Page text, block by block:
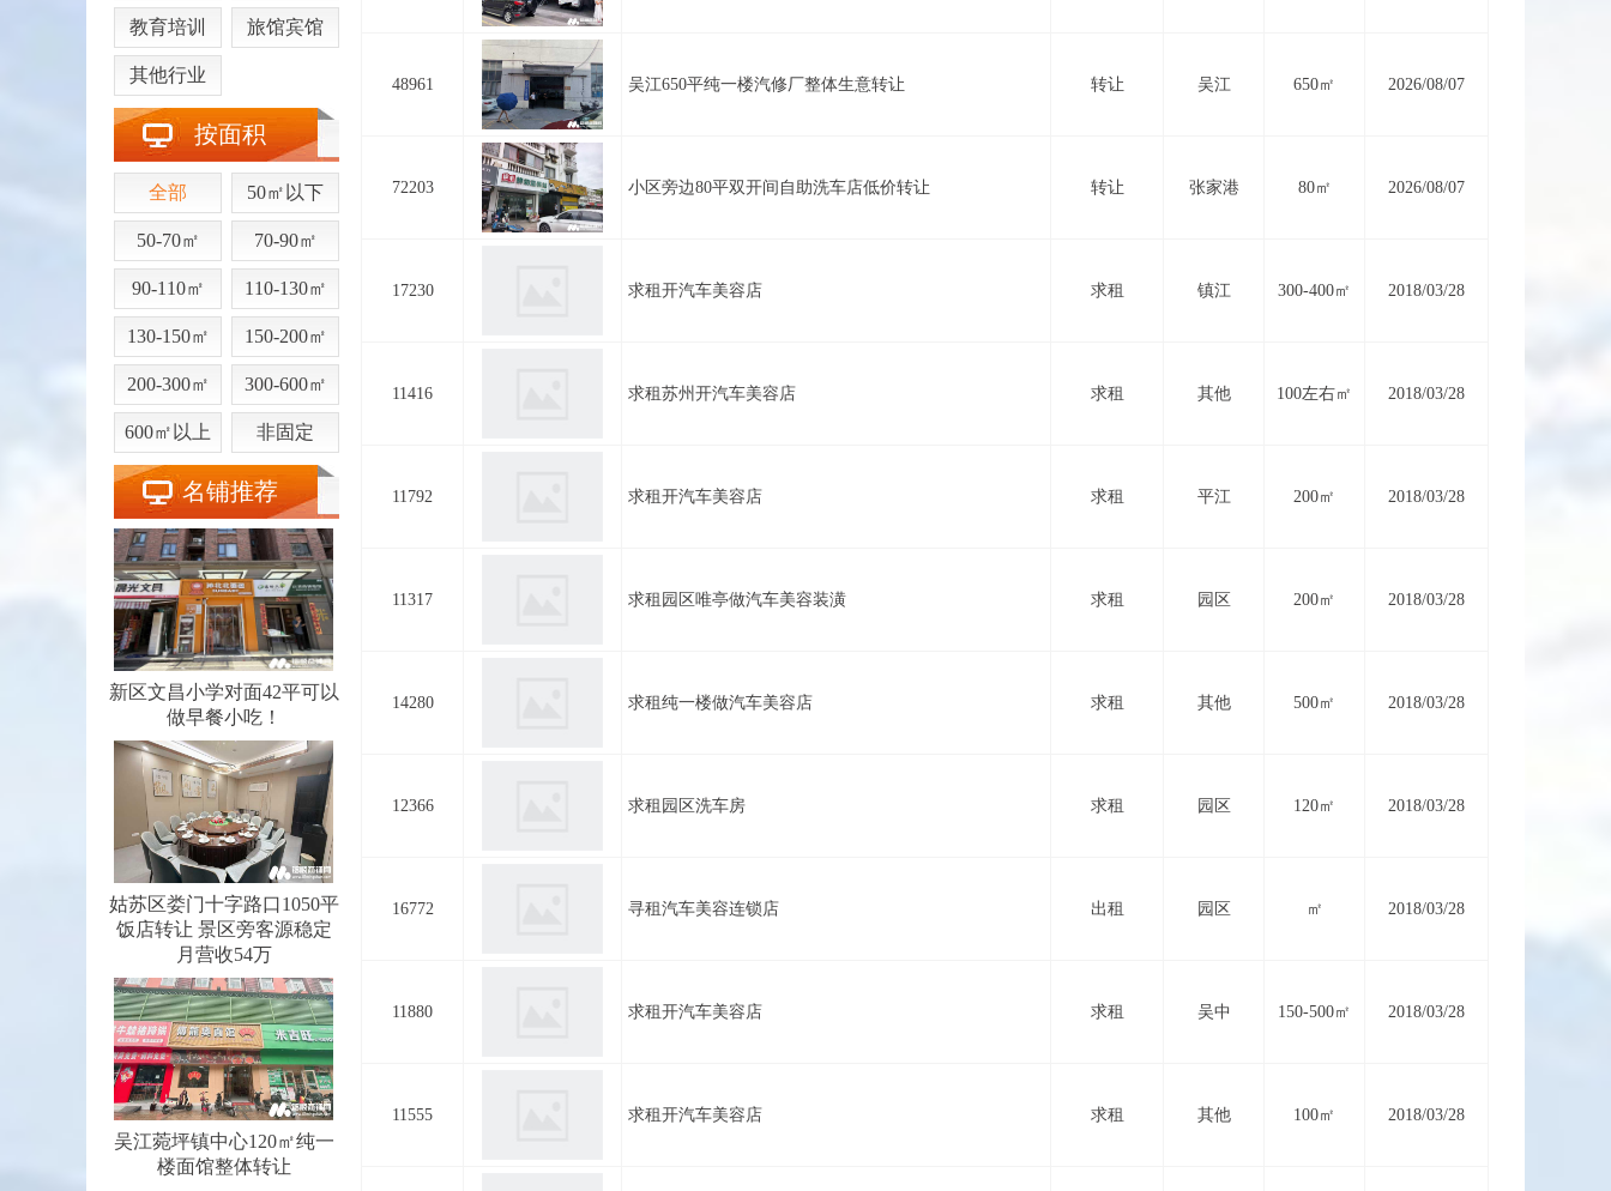
教育培训 旅馆宾馆
其他行业
按面积
全部 50㎡以下
50-70㎡ 70-90㎡
90-110㎡ 110-130㎡
130-150㎡ 150-200㎡
200-300㎡ 300-600㎡
600㎡以上 非固定
名铺推荐
新区文昌小学对面42平可以
做早餐小吃！
姑苏区娄门十字路口1050平
饭店转让 景区旁客源稳定
月营收54万
吴江菀坪镇中心120㎡纯一
楼面馆整体转让
48961 吴江650平纯一楼汽修厂整体生意转让 转让 吴江 650㎡ 2026/08/07
72203 小区旁边80平双开间自助洗车店低价转让 转让 张家港 80㎡ 2026/08/07
17230 求租开汽车美容店 求租 镇江 300-400㎡ 2018/03/28
11416 求租苏州开汽车美容店 求租 其他 100左右㎡ 2018/03/28
11792 求租开汽车美容店 求租 平江 200㎡ 2018/03/28
11317 求租园区唯亭做汽车美容装潢 求租 园区 200㎡ 2018/03/28
14280 求租纯一楼做汽车美容店 求租 其他 500㎡ 2018/03/28
12366 求租园区洗车房 求租 园区 120㎡ 2018/03/28
16772 寻租汽车美容连锁店 出租 园区 ㎡ 2018/03/28
11880 求租开汽车美容店 求租 吴中 150-500㎡ 2018/03/28
11555 求租开汽车美容店 求租 其他 100㎡ 2018/03/28